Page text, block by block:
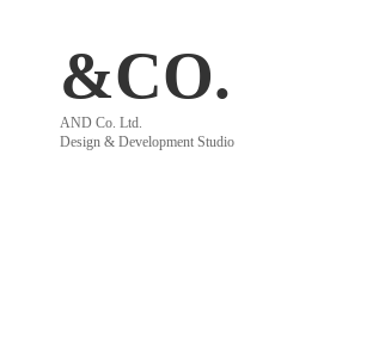
&CO.
AND Co. Ltd.
Design & Development Studio